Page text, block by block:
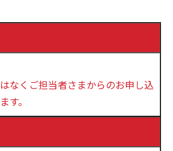
なくご担当者さまからのお申し込
す。